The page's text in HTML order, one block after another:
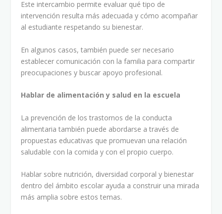
Este intercambio permite evaluar qué tipo de
intervención resulta más adecuada y cómo acompañar
al estudiante respetando su bienestar.
En algunos casos, también puede ser necesario
establecer comunicación con la familia para compartir
preocupaciones y buscar apoyo profesional.
Hablar de alimentación y salud en la escuela
La prevención de los trastornos de la conducta
alimentaria también puede abordarse a través de
propuestas educativas que promuevan una relación
saludable con la comida y con el propio cuerpo.
Hablar sobre nutrición, diversidad corporal y bienestar
dentro del ámbito escolar ayuda a construir una mirada
más amplia sobre estos temas.